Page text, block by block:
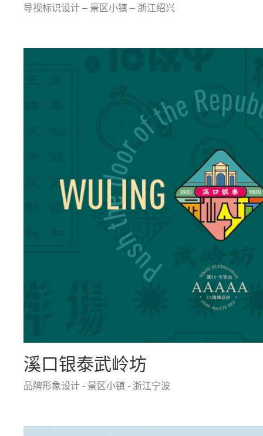
导视标识设计 – 景区小镇 – 浙江绍兴
溪口银泰武岭坊
品牌形象设计 - 景区小镇 - 浙江宁波